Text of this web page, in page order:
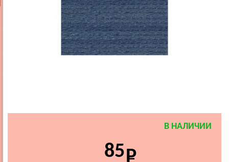
В НАЛИЧИИ
85